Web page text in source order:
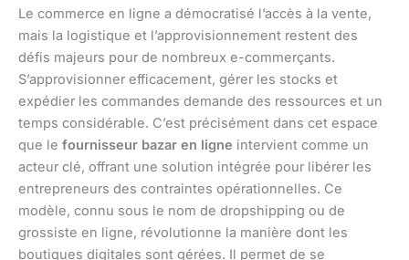
Le commerce en ligne a démocratisé l’accès à la vente,
mais la logistique et l’approvisionnement restent des
défis majeurs pour de nombreux e-commerçants.
S’approvisionner efficacement, gérer les stocks et
expédier les commandes demande des ressources et un
temps considérable. C’est précisément dans cet espace
que le fournisseur bazar en ligne intervient comme un
acteur clé, offrant une solution intégrée pour libérer les
entrepreneurs des contraintes opérationnelles. Ce
modèle, connu sous le nom de dropshipping ou de
grossiste en ligne, révolutionne la manière dont les
boutiques digitales sont gérées. Il permet de se